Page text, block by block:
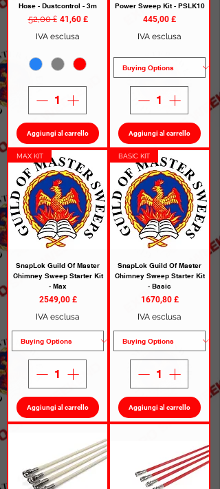
Hose - Dustcontrol - 3m
Prezzo regolare
52,00 £ Prezzo scontato
41,60 £
IVA esclusa
Aggiungi al carrello
Power Sweep Kit - PSLK10
Prezzo
445,00 £
IVA esclusa
Aggiungi al carrello
MAX KIT
SnapLok Guild Of Master
Chimney Sweep Starter Kit
- Max
Prezzo
2549,00 £
IVA esclusa
Aggiungi al carrello
BASIC KIT
SnapLok Guild Of Master
Chimney Sweep Starter Kit
- Basic
Prezzo
1670,80 £
IVA esclusa
Aggiungi al carrello